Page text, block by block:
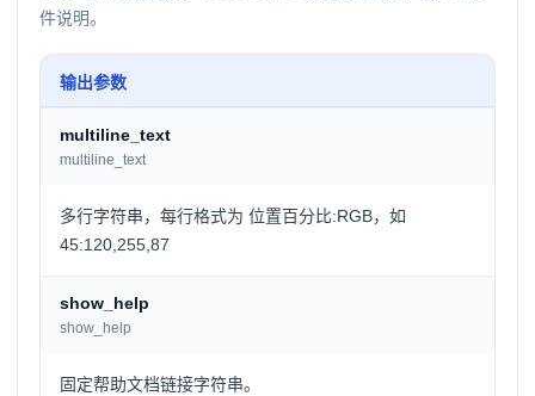
件说明。
输出参数
multiline_text
multiline_text
多行字符串，每行格式为 位置百分比:RGB，如
45:120,255,87
show_help
show_help
固定帮助文档链接字符串。